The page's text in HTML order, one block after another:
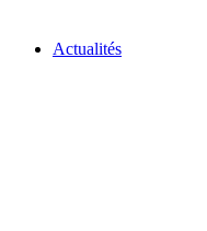
Actualités